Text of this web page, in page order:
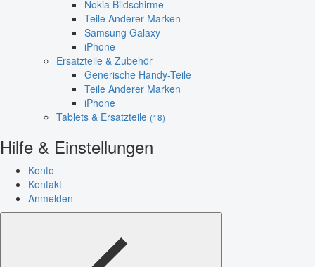
Nokia Bildschirme
Teile Anderer Marken
Samsung Galaxy
iPhone
Ersatzteile & Zubehör
Generische Handy-Teile
Teile Anderer Marken
iPhone
Tablets & Ersatzteile (18)
Hilfe & Einstellungen
Konto
Kontakt
Anmelden